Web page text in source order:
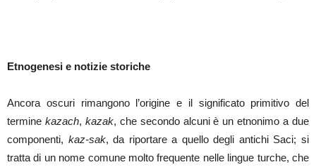
Etnogenesi e notizie storiche
Ancora oscuri rimangono l’origine e il significato primitivo del
termine kazach, kazak, che secondo alcuni è un etnonimo a due
componenti, kaz-sak, da riportare a quello degli antichi Saci; si
tratta di un nome comune molto frequente nelle lingue turche, che